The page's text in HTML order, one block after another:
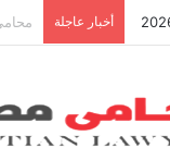
أخبار عاجلة دعوى